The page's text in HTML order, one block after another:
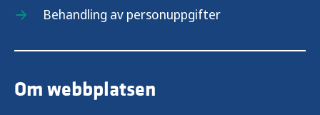
Behandling av personuppgifter
Om webbplatsen